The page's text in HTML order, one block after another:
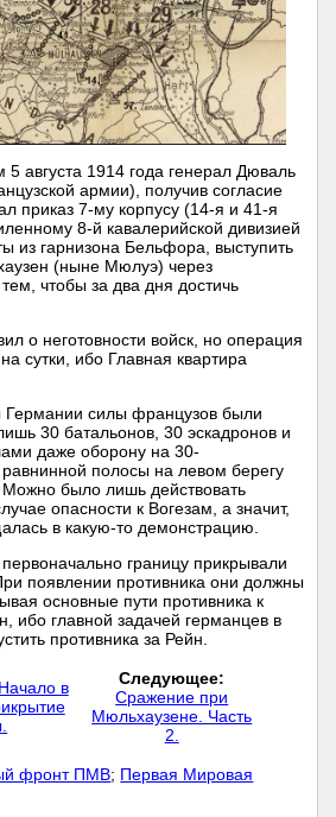
августа 1914 года генерал Дюваль
армии), получив согласие
приказ 7-му корпусу (14-я и 41-я
8-й кавалерийской дивизией
из гарнизона Бельфора, выступить
(ныне Мюлуэ) через
чтобы за два дня достичь
о неготовности войск, но операция
сутки, ибо Главная квартира
Германии силы французов были
30 батальонов, 30 эскадронов и
даже оборону на 30-
полосы на левом берегу
было лишь действовать
опасности к Вогезам, а значит,
в какую-то демонстрацию.
границу прикрывали
появлении противника они должны
основные пути противника к
ибо главной задачей германцев в
противника за Рейн.
Начало в
Следующее:
Сражение при
Мюльхаузене. Часть
2.
фронт ПМВ; Первая Мировая